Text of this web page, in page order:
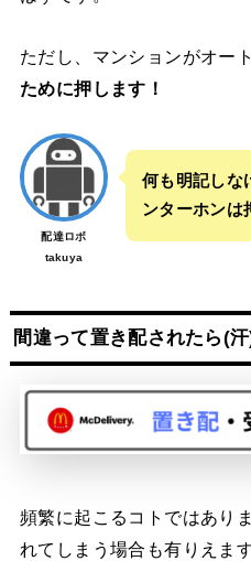
ただし、マンションがオー
ために押します！
配達ロボ
takuya
何も明記しな
ンターホンは
間違って置き配されたら(
頻繁に起こるコトではあり
れてしまう場合も有りえます